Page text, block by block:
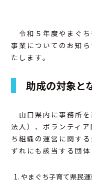
令和５年度やまぐ
事業についてのお知
たします。
助成の対象と
山口県内に事務所
法人）、ボランティ
ち組織の運営に関す
ずれにも該当する団体
やまぐち子育て県民